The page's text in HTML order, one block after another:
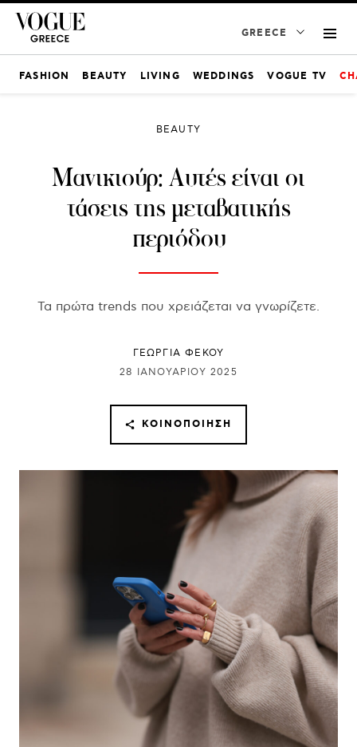
GREECE
FASHION BEAUTY LIVING WEDDINGS VOGUE TV
BEAUTY
Μανικιούρ: Αυτές είναι οι
τάσεις της μεταβατικής
περιόδου
Τα πρώτα trends που χρειάζεται να γνωρίζετε.
ΓΕΩΡΓΙΑ ΦΕΚΟΥ
28 ΙΑΝΟΥΑΡΊΟΥ 2025
ΚΟΙΝΟΠΟΊΗΣΗ